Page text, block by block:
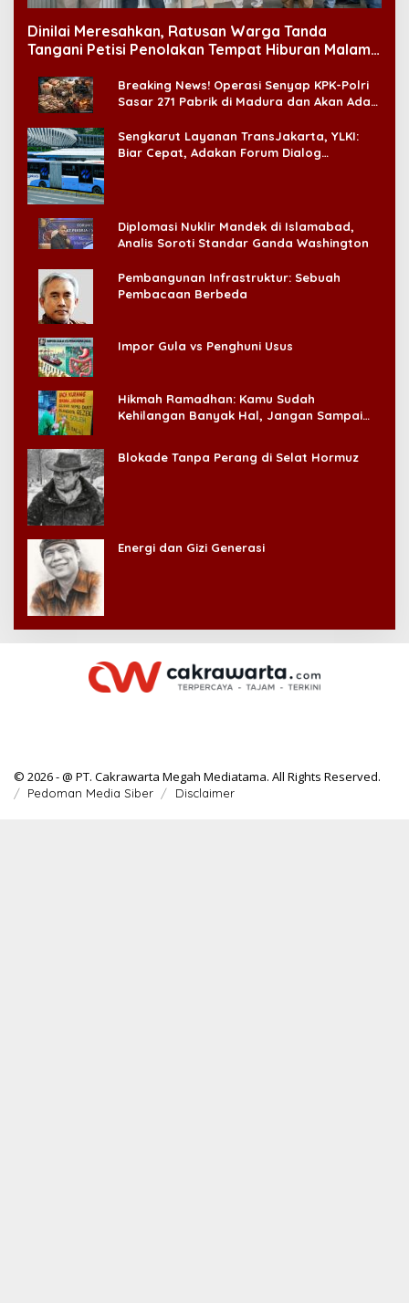
Dinilai Meresahkan, Ratusan Warga Tanda
Tangani Petisi Penolakan Tempat Hiburan Malam
Breaking News! Operasi Senyap KPK-Polri
Sasar 271 Pabrik di Madura dan Akan Ada
Sengkarut Layanan TransJakarta, YLKI:
Biar Cepat, Adakan Forum Dialog
Diplomasi Nuklir Mandek di Islamabad,
Analis Soroti Standar Ganda Washington
Pembangunan Infrastruktur: Sebuah
Pembacaan Berbeda
Impor Gula vs Penghuni Usus
Hikmah Ramadhan: Kamu Sudah
Kehilangan Banyak Hal, Jangan Sampai
Blokade Tanpa Perang di Selat Hormuz
Energi dan Gizi Generasi
© 2026 - @ PT. Cakrawarta Megah Mediatama. All Rights Reserved.
Pedoman Media Siber Disclaimer